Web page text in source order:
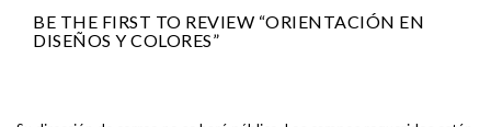
BE THE FIRST TO REVIEW “ORIENTACIÓN EN
DISEÑOS Y COLORES”